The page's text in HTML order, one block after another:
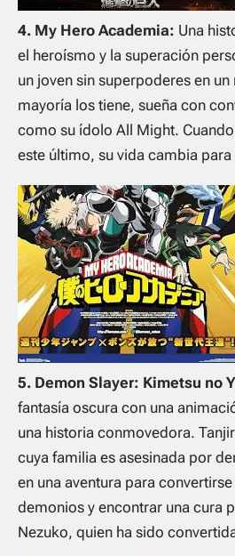
4. My Hero Academia: Una
el heroísmo y la superación
un joven sin superpoderes en
mayoría los tiene, sueña con
como su ídolo All Might.
este último, su vida cambia
5. Demon Slayer: Kimetsu no
fantasía oscura con una
una historia conmovedora.
cuya familia es asesinada por
en una aventura para
demonios y encontrar una cura
Nezuko, quien ha sido